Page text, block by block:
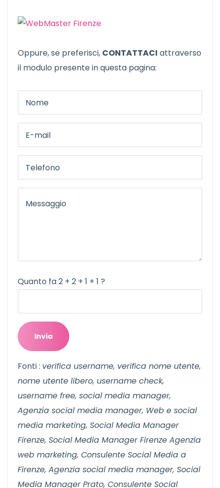
Oppure, se preferisci, CONTATTACI attraverso
il modulo presente in questa pagina:
Quanto fa 2 + 2 + 1 + 1 ?
Fonti : verifica username, verifica nome utente,
nome utente libero, username check,
username free, social media manager,
Agenzia social media manager, Web e social
media marketing, Social Media Manager
Firenze, Social Media Manager Firenze Agenzia
web marketing, Consulente Social Media a
Firenze, Agenzia social media manager, Social
Media Manager Prato, Consulente Social